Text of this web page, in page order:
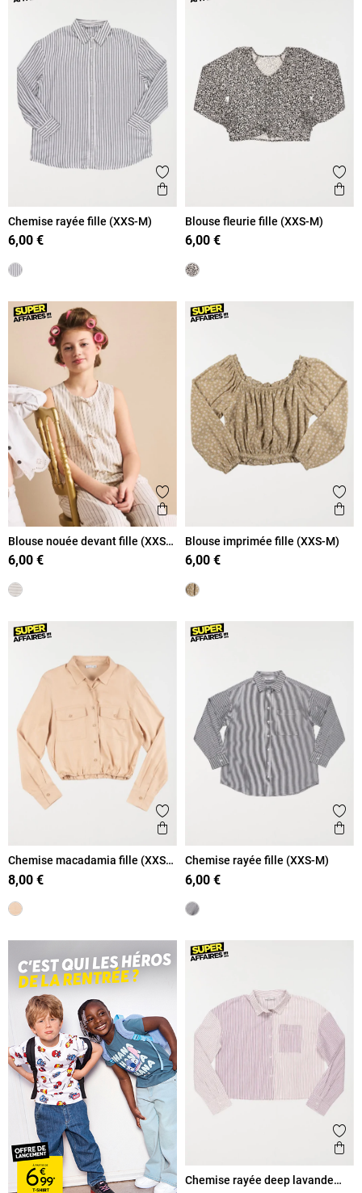
Ajouter aux favoris
Aperçu rapide
Chemise rayée fille (XXS-M)
6,00 €
Blouse fleurie fille (XXS-M)
6,00 €
Ajouter aux favoris
Aperçu rapide
Blouse nouée devant fille (XXS-
M)
6,00 €
Blouse imprimée fille (XXS-M)
6,00 €
Ajouter aux favoris
Aperçu rapide
Chemise macadamia fille (XXS-
M)
8,00 €
Chemise rayée fille (XXS-M)
6,00 €
Chemise rayée deep lavande